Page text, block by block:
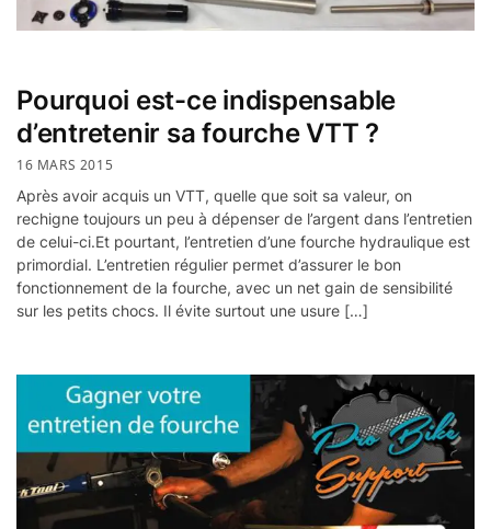
Pourquoi est-ce indispensable
d’entretenir sa fourche VTT ?
16 MARS 2015
Après avoir acquis un VTT, quelle que soit sa valeur, on
rechigne toujours un peu à dépenser de l’argent dans l’entretien
de celui-ci.Et pourtant, l’entretien d’une fourche hydraulique est
primordial. L’entretien régulier permet d’assurer le bon
fonctionnement de la fourche, avec un net gain de sensibilité
sur les petits chocs. Il évite surtout une usure […]